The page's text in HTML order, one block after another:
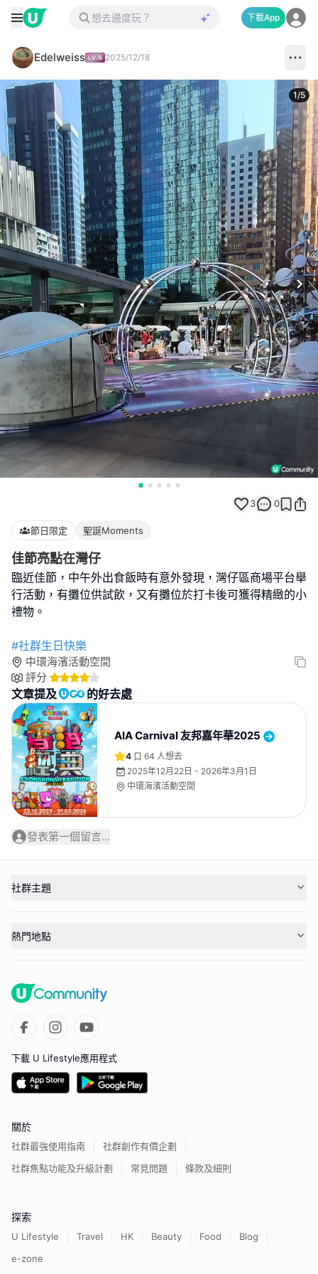
下載App
Edelweiss 2025/12/18
1/5
3 0
節日限定 聖誕Moments
佳節亮點在灣仔
臨近佳節，中午外出食飯時有意外發現，灣仔區商場平台舉
行活動，有攤位供試飲，又有攤位於打卡後可獲得精緻的小
禮物。
#社群生日快樂
中環海濱活動空間
評分
文章提及 的好去處
AIA Carnival 友邦嘉年華2025
4 64 人想去
2025年12月22日 - 2026年3月1日
中環海濱活動空間
發表第一個留言...
社群主題
熱門地點
下載 U Lifestyle應用程式
關於
社群最強使用指南
社群創作有價企劃
社群焦點功能及升級計劃
常見問題 條款及細則
探索
U Lifestyle Travel HK Beauty Food
Blog
e-zone